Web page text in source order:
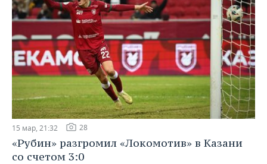
15 мар, 21:32 28
«Рубин» разгромил «Локомотив» в Казани
со счетом 3:0